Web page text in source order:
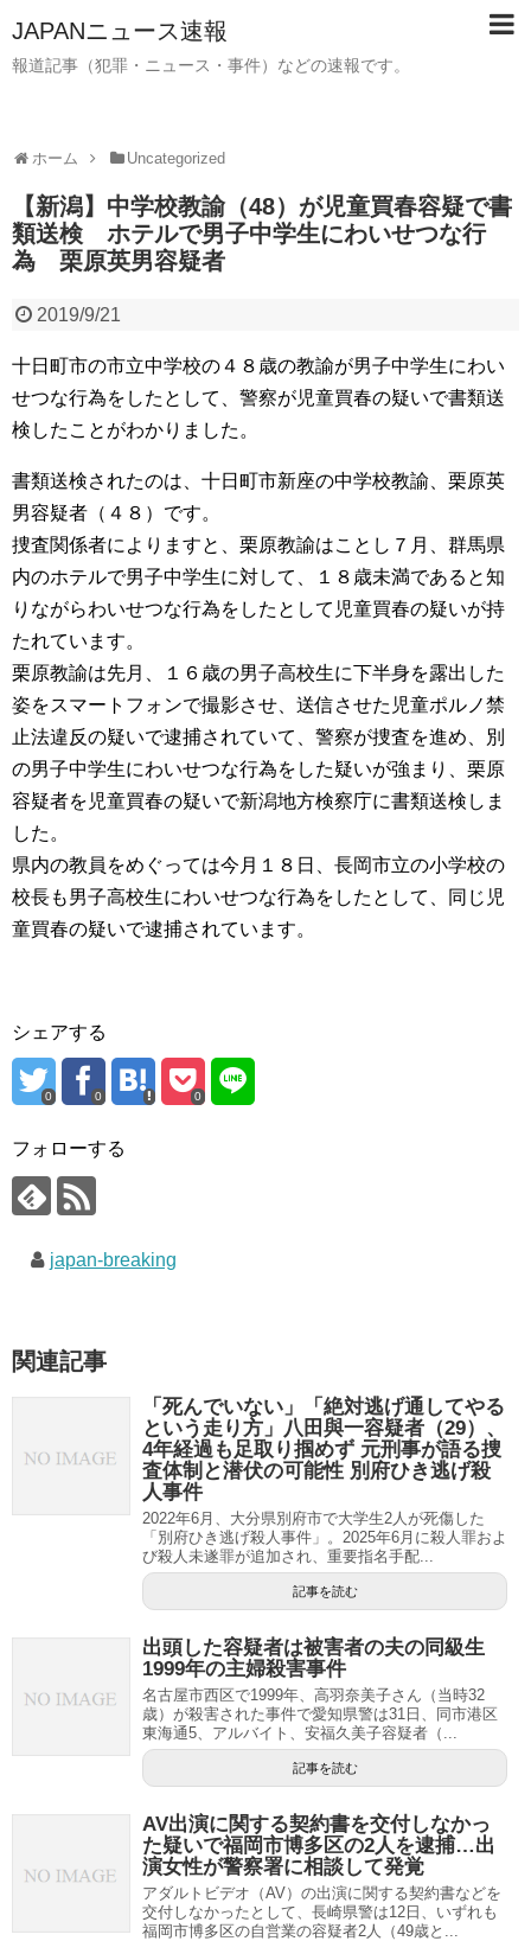
JAPANニュース速報
報道記事（犯罪・ニュース・事件）などの速報です。
ホーム Uncategorized
【新潟】中学校教諭（48）が児童買春容疑で書
類送検 ホテルで男子中学生にわいせつな行
為 栗原英男容疑者
2019/9/21
十日町市の市立中学校の４８歳の教諭が男子中学生にわい
せつな行為をしたとして、警察が児童買春の疑いで書類送
検したことがわかりました。
書類送検されたのは、十日町市新座の中学校教諭、栗原英
男容疑者（４８）です。
捜査関係者によりますと、栗原教諭はことし７月、群馬県
内のホテルで男子中学生に対して、１８歳未満であると知
りながらわいせつな行為をしたとして児童買春の疑いが持
たれています。
栗原教諭は先月、１６歳の男子高校生に下半身を露出した
姿をスマートフォンで撮影させ、送信させた児童ポルノ禁
止法違反の疑いで逮捕されていて、警察が捜査を進め、別
の男子中学生にわいせつな行為をした疑いが強まり、栗原
容疑者を児童買春の疑いで新潟地方検察庁に書類送検しま
した。
県内の教員をめぐっては今月１８日、長岡市立の小学校の
校長も男子高校生にわいせつな行為をしたとして、同じ児
童買春の疑いで逮捕されています。
シェアする
0 0 0
フォローする
japan-breaking
関連記事
「死んでいない」「絶対逃げ通してやる
という走り方」八田與一容疑者（29）、
4年経過も足取り掴めず 元刑事が語る捜
査体制と潜伏の可能性 別府ひき逃げ殺
人事件
2022年6月、大分県別府市で大学生2人が死傷した
「別府ひき逃げ殺人事件」。2025年6月に殺人罪およ
び殺人未遂罪が追加され、重要指名手配...
記事を読む
出頭した容疑者は被害者の夫の同級生
1999年の主婦殺害事件
名古屋市西区で1999年、高羽奈美子さん（当時32
歳）が殺害された事件で愛知県警は31日、同市港区
東海通5、アルバイト、安福久美子容疑者（...
記事を読む
AV出演に関する契約書を交付しなかっ
た疑いで福岡市博多区の2人を逮捕…出
演女性が警察署に相談して発覚
アダルトビデオ（AV）の出演に関する契約書などを
交付しなかったとして、長崎県警は12日、いずれも
福岡市博多区の自営業の容疑者2人（49歳と...